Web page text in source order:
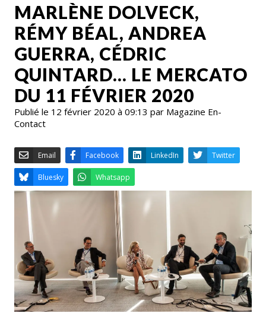
MARLÈNE DOLVECK,
RÉMY BÉAL, ANDREA
GUERRA, CÉDRIC
QUINTARD… LE MERCATO
DU 11 FÉVRIER 2020
Publié le 12 février 2020 à 09:13 par Magazine En-
Contact
Facebook LinkedIn
Bluesky Whatsapp